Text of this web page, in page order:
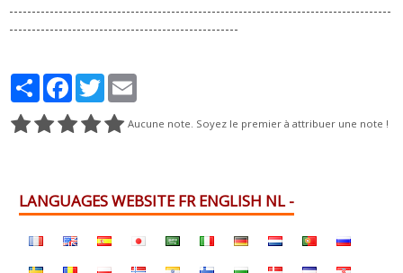
-------------------------------------------------------------------------------------
---------------------------------------------------
PartagerFacebook
Twitter
Aucune note. Soyez le premier à attribuer une note !
LANGUAGES WEBSITE FR ENGLISH NL -